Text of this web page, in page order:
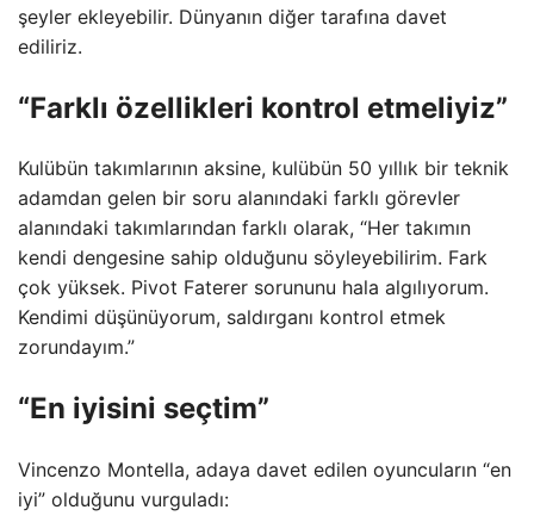
şeyler ekleyebilir. Dünyanın diğer tarafına davet
ediliriz.
“Farklı özellikleri kontrol etmeliyiz”
Kulübün takımlarının aksine, kulübün 50 yıllık bir teknik
adamdan gelen bir soru alanındaki farklı görevler
alanındaki takımlarından farklı olarak, “Her takımın
kendi dengesine sahip olduğunu söyleyebilirim. Fark
çok yüksek. Pivot Faterer sorununu hala algılıyorum.
Kendimi düşünüyorum, saldırganı kontrol etmek
zorundayım.”
“En iyisini seçtim”
Vincenzo Montella, adaya davet edilen oyuncuların “en
iyi” olduğunu vurguladı: